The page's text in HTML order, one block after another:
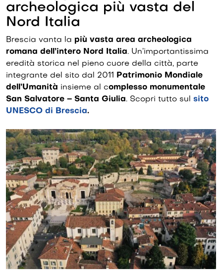
archeologica più vasta del
Nord Italia
Brescia vanta la più vasta area archeologica
romana dell’intero Nord Italia. Un’importantissima
eredità storica nel pieno cuore della città, parte
integrante del sito dal 2011 Patrimonio Mondiale
dell’Umanità insieme al complesso monumentale
San Salvatore – Santa Giulia. Scopri tutto sul sito
UNESCO di Brescia.